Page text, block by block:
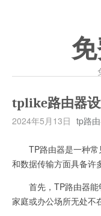
tplike路由器
2024年5月13日 tp路
TP路由器是一种常
和数据传输方面具备许
首先，TP路由器能
家庭或办公场所无处不